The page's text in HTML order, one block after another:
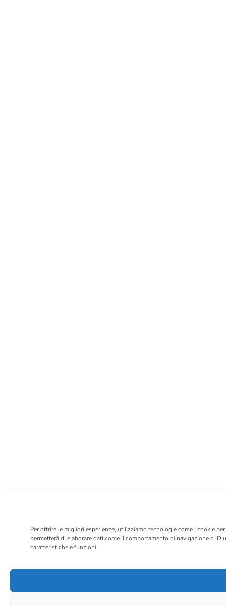
Per offrire le migliori esperienze, utilizziamo tecnologie come i cookie
permetterà di elaborare dati come il comportamento di navigazione o
caratteristiche e funzioni.